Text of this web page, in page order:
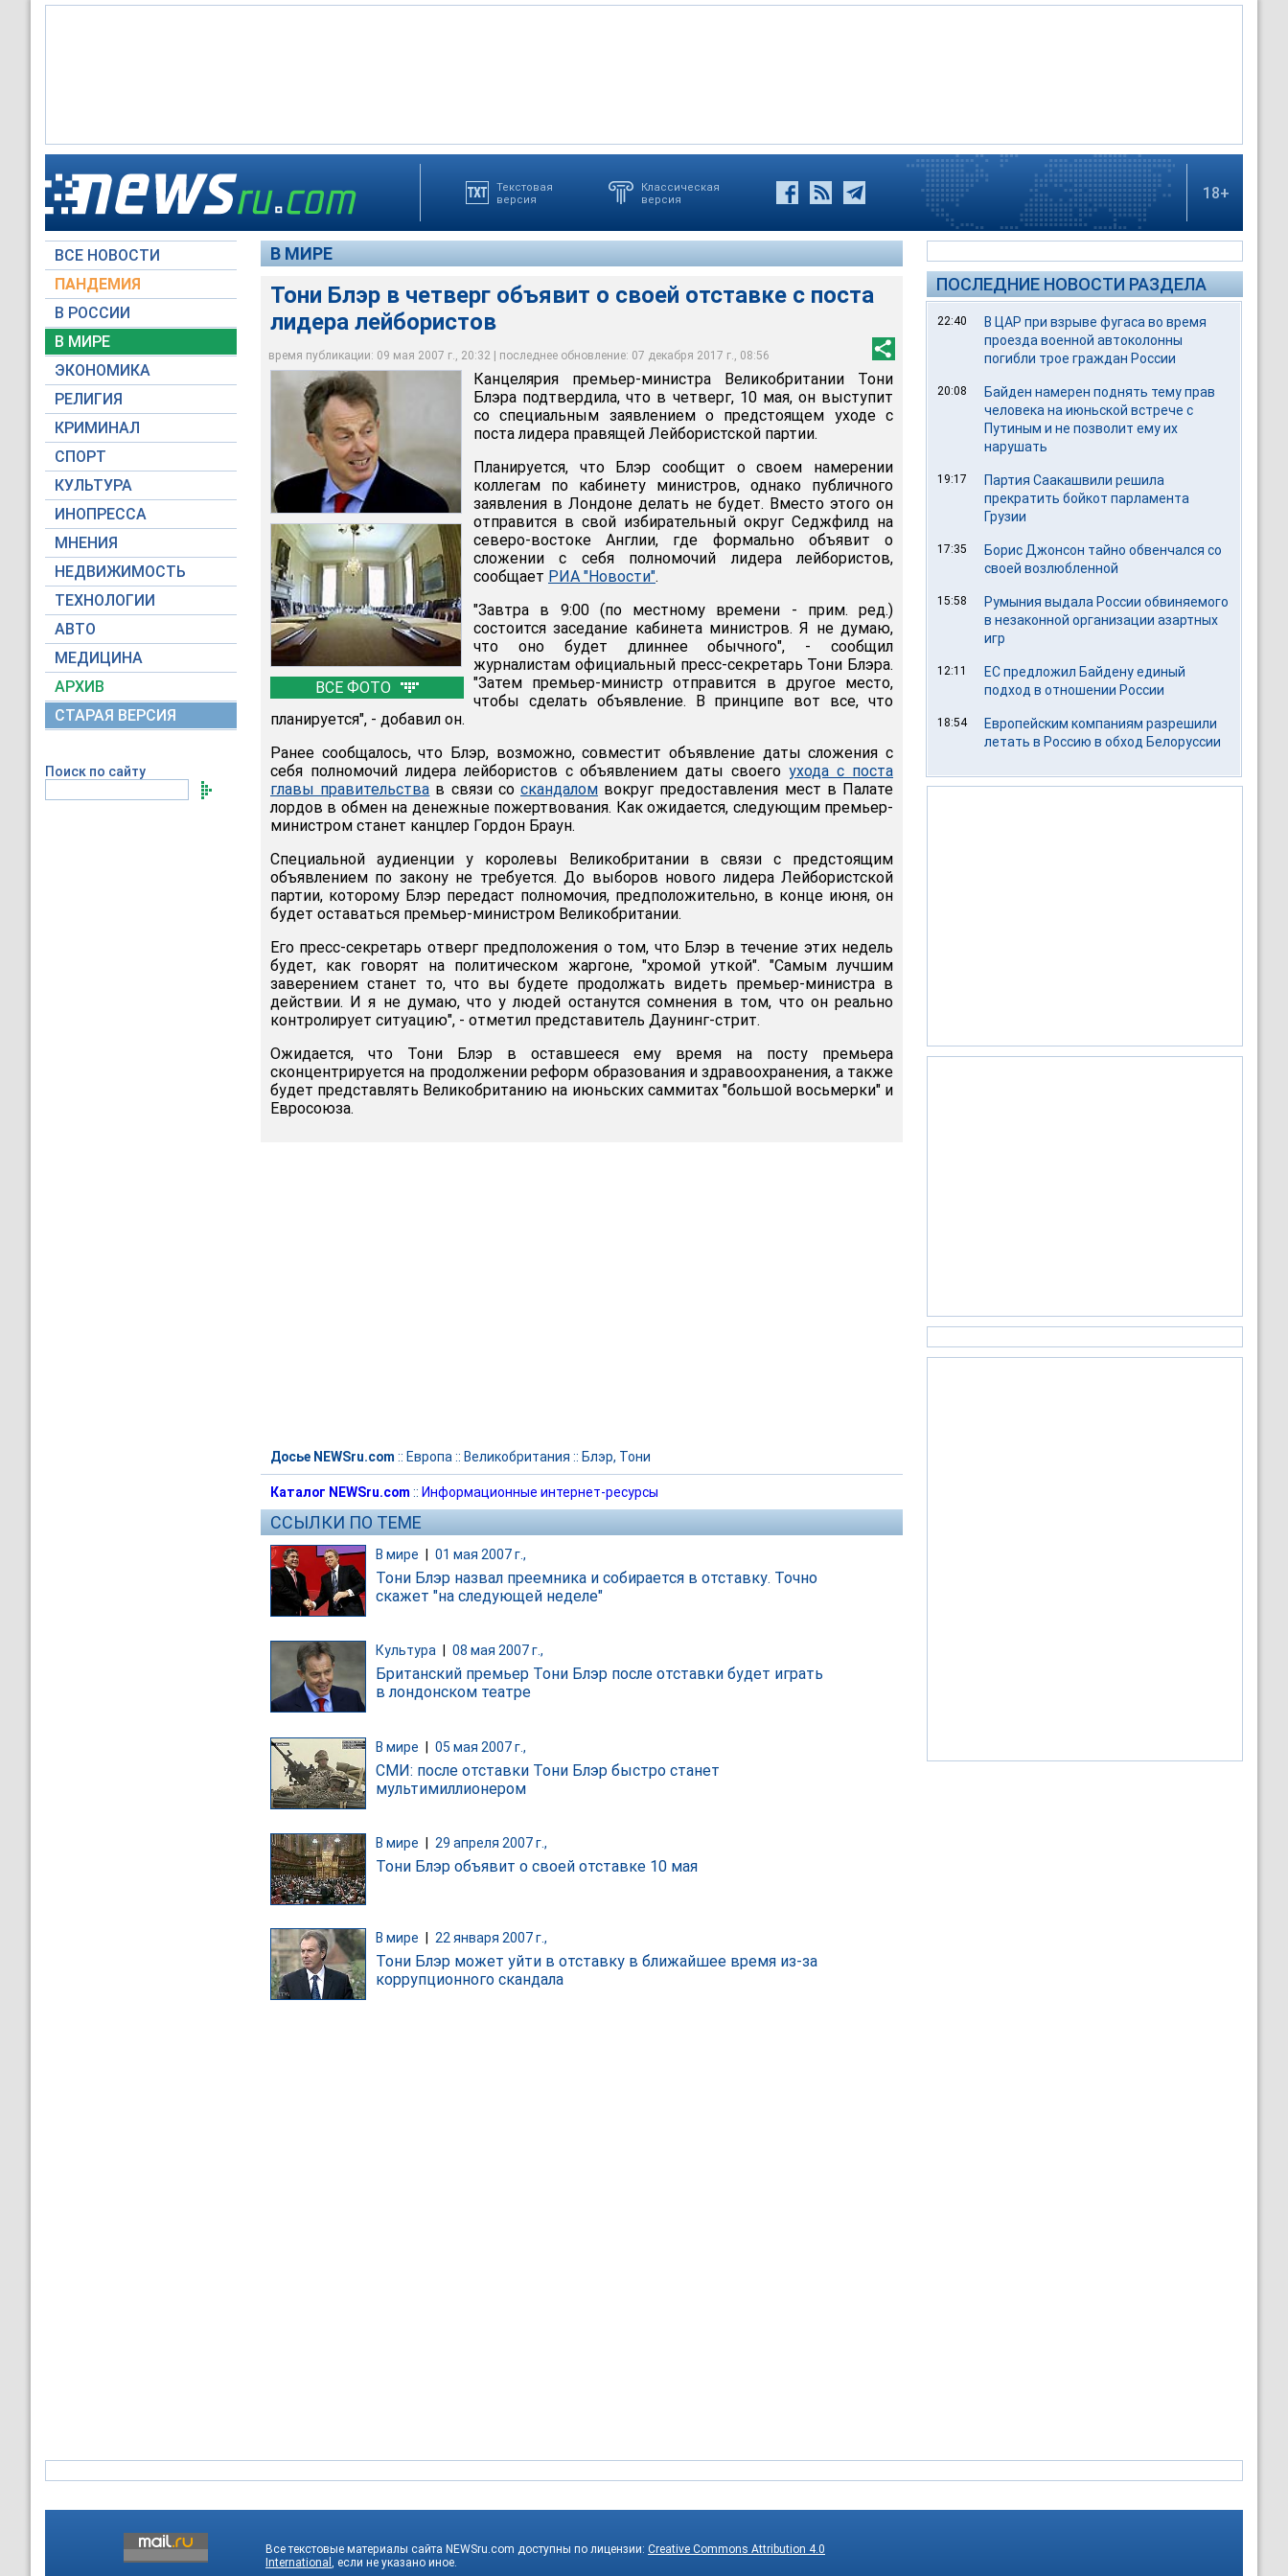
Текстовая
версия
Классическая
версия
18+
ВСЕ НОВОСТИ
ПАНДЕМИЯ
В РОССИИ
В МИРЕ
ЭКОНОМИКА
РЕЛИГИЯ
КРИМИНАЛ
СПОРТ
КУЛЬТУРА
ИНОПРЕССА
МНЕНИЯ
НЕДВИЖИМОСТЬ
ТЕХНОЛОГИИ
АВТО
МЕДИЦИНА
АРХИВ
СТАРАЯ ВЕРСИЯ
Поиск по сайту
В МИРЕ
Тони Блэр в четверг объявит о своей отставке с поста
лидера лейбористов
время публикации: 09 мая 2007 г., 20:32 | последнее обновление: 07 декабря 2017 г., 08:56
ВСЕ ФОТО
Тони Блэр в четверг объявит о своей отставке с поста лидера лейбористов
Reuters
"Завтра в 9:00 (по местному времени - прим. ред.) состоится заседание кабинета
министров. Я не думаю, что оно будет длиннее обычного", - сообщил журналистам
официальный пресс-секретарь Тони Блэра
НТВ
До выборов нового лидера Лейбористской партии, которому Блэр передаст
полномочия, предположительно, в конце июня, он будет оставаться премьер-
министром Великобритании
НТВ
Канцелярия премьер-министра Великобритании Тони
Блэра подтвердила, что в четверг, 10 мая, он выступит
со специальным заявлением о предстоящем уходе с
поста лидера правящей Лейбористской партии.
Планируется, что Блэр сообщит о своем намерении
коллегам по кабинету министров, однако публичного
заявления в Лондоне делать не будет. Вместо этого он
отправится в свой избирательный округ Седжфилд на
северо-востоке Англии, где формально объявит о
сложении с себя полномочий лидера лейбористов,
сообщает РИА "Новости".
"Завтра в 9:00 (по местному времени - прим. ред.)
состоится заседание кабинета министров. Я не думаю,
что оно будет длиннее обычного", - сообщил
журналистам официальный пресс-секретарь Тони Блэра.
"Затем премьер-министр отправится в другое место,
чтобы сделать объявление. В принципе вот все, что
планируется", - добавил он.
Ранее сообщалось, что Блэр, возможно, совместит объявление даты сложения с
себя полномочий лидера лейбористов с объявлением даты своегоухода с поста
главы правительства в связи соскандалом вокруг предоставления мест в Палате
лордов в обмен на денежные пожертвования. Как ожидается, следующим премьер-
министром станет канцлер Гордон Браун.
Специальной аудиенции у королевы Великобритании в связи с предстоящим
объявлением по закону не требуется. До выборов нового лидера Лейбористской
партии, которому Блэр передаст полномочия, предположительно, в конце июня, он
будет оставаться премьер-министром Великобритании.
Его пресс-секретарь отверг предположения о том, что Блэр в течение этих недель
будет, как говорят на политическом жаргоне, "хромой уткой". "Самым лучшим
заверением станет то, что вы будете продолжать видеть премьер-министра в
действии. И я не думаю, что у людей останутся сомнения в том, что он реально
контролирует ситуацию", - отметил представитель Даунинг-стрит.
Ожидается, что Тони Блэр в оставшееся ему время на посту премьера
сконцентрируется на продолжении реформ образования и здравоохранения, а также
будет представлять Великобританию на июньских саммитах "большой восьмерки" и
Евросоюза.
Досье NEWSru.com :: Европа :: Великобритания :: Блэр, Тони
Каталог NEWSru.com :: Информационные интернет-ресурсы
ССЫЛКИ ПО ТЕМЕ
В мире 01 мая 2007 г.,
Тони Блэр назвал преемника и собирается в отставку. Точно
скажет "на следующей неделе"
Культура 08 мая 2007 г.,
Британский премьер Тони Блэр после отставки будет играть
в лондонском театре
В мире | 05 мая 2007 г.,
СМИ: после отставки Тони Блэр быстро станет
мультимиллионером
В мире 29 апреля 2007 г.,
Тони Блэр объявит о своей отставке 10 мая
В мире 22 января 2007 г.,
Тони Блэр может уйти в отставку в ближайшее время из-за
коррупционного скандала
ПОСЛЕДНИЕ НОВОСТИ РАЗДЕЛА
22:40
В ЦАР при взрыве фугаса во время
проезда военной автоколонны
погибли трое граждан России
20:08
Байден намерен поднять тему прав
человека на июньской встрече с
Путиным и не позволит ему их
нарушать
19:17
Партия Саакашвили решила
прекратить бойкот парламента
Грузии
17:35
Борис Джонсон тайно обвенчался со
своей возлюбленной
15:58
Румыния выдала России обвиняемого
в незаконной организации азартных
игр
12:11
ЕС предложил Байдену единый
подход в отношении России
18:54
Европейским компаниям разрешили
летать в Россию в обход Белоруссии
Все текстовые материалы сайта NEWSru.com доступны по лицензии: Creative Commons Attribution 4.0
International , если не указано иное.